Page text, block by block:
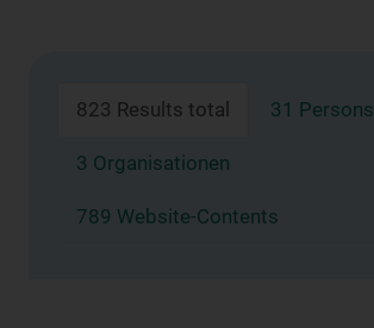
823 Results total 31 Persons
3 Organisationen
789 Website-Contents